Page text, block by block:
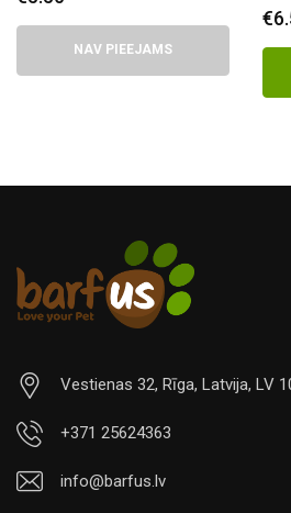
NAV PIEEJAMS
€
Vestienas 32, Rīga, Latvija, LV
+371 25624363
info@barfus.lv